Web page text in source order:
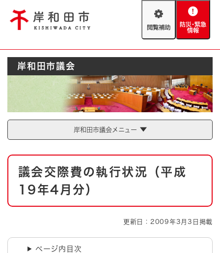
閲
助
防
緊
情
報
Foreign language
やさしい日本語
とじる
防災・緊急情報
ハザードマップ AED設置箇所
とじる
岸和田市議会
岸和田市議会メニュー
本
議会交際費の執行状況（平成
19年4月分）
更新日：2009年3月3日掲載
ページ内目次